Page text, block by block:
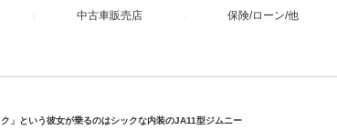
中古車販売店 保険/ローン/他
ク」という彼女が乗るのはシックな内装のJA11型ジムニー